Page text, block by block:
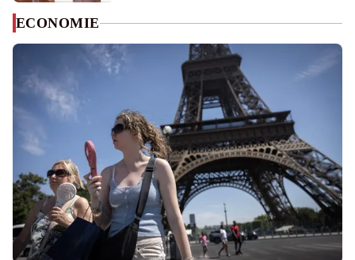
ECONOMIE